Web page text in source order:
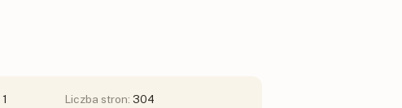
1
Liczba stron: 304